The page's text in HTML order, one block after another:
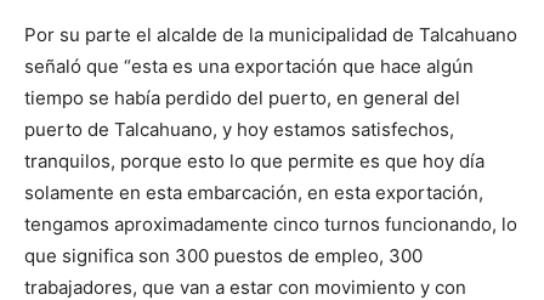
Por su parte el alcalde de la municipalidad de Talcahuano
señaló que “esta es una exportación que hace algún
tiempo se había perdido del puerto, en general del
puerto de Talcahuano, y hoy estamos satisfechos,
tranquilos, porque esto lo que permite es que hoy día
solamente en esta embarcación, en esta exportación,
tengamos aproximadamente cinco turnos funcionando, lo
que significa son 300 puestos de empleo, 300
trabajadores, que van a estar con movimiento y con